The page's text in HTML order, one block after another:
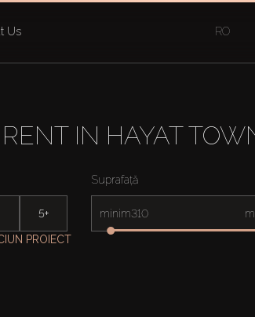
Us RO
IN HAYAT
5+
Suprafață
minim
PROIECT